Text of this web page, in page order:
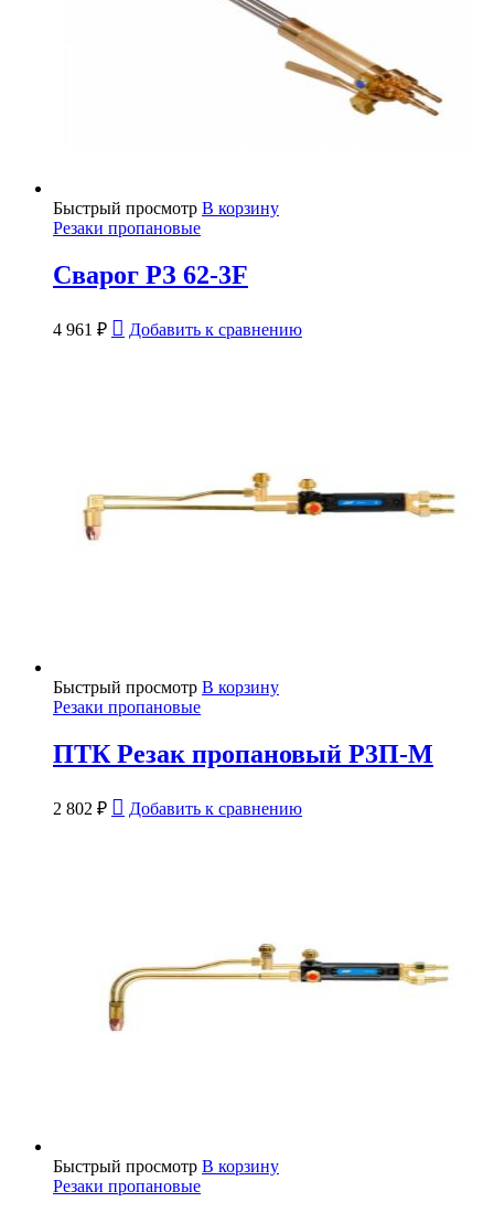
Быстрый просмотр В корзину
Резаки пропановые
Сварог РЗ 62-3F
4 961 ₽ Добавить к сравнению
Быстрый просмотр В корзину
Резаки пропановые
ПТК Резак пропановый Р3П-М
2 802 ₽ Добавить к сравнению
Быстрый просмотр В корзину
Резаки пропановые